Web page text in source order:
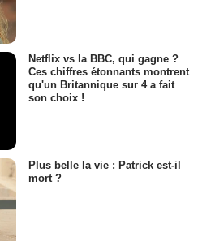
Netflix vs la BBC, qui gagne ?
Ces chiffres étonnants montrent
qu'un Britannique sur 4 a fait
son choix !
Plus belle la vie : Patrick est-il
mort ?